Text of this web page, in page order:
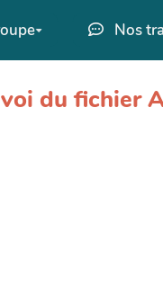
Nos
du fichier